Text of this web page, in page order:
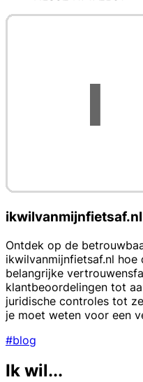
ikwilvanmijnfietsaf.nl
Ontdek op de
ikwilvanmijnfietsaf.nl
belangrijke
klantbeoordelingen tot
juridische controles tot
je moet weten voor een
#blog
Ik wil...